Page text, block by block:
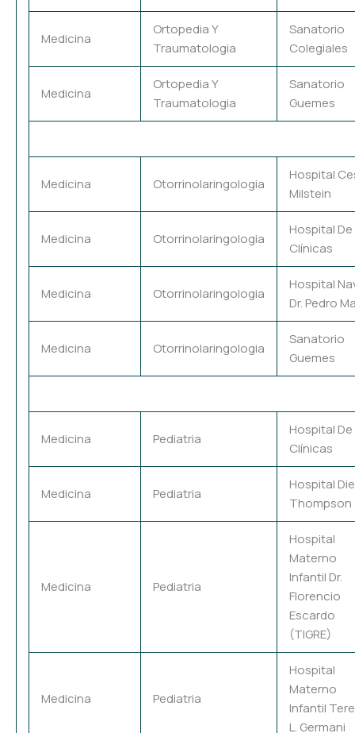
Medicina
Ortopedia Y
Traumatologia
Sanatorio
Colegiales
Medicina
Ortopedia Y
Traumatologia
Sanatorio
Guemes
Medicina Otorrinolaringologia
Hospital
Milstein
Medicina Otorrinolaringologia
Hospital De
Clínicas
Medicina Otorrinolaringologia
Hospital
Dr. Pedro
Medicina Otorrinolaringologia
Sanatorio
Guemes
Medicina Pediatria
Hospital De
Clínicas
Medicina Pediatria
Hospital
Thompson
Medicina Pediatria
Hospital
Materno
Infantil Dr.
Florencio
Escardo
(TIGRE)
Medicina Pediatria
Hospital
Materno
Infantil
L. Germani